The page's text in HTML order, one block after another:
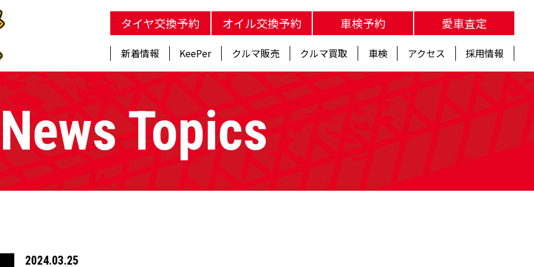
タイヤ交換予約 オイル交換予約 車検予約 愛車査定
新着情報 KeePer クルマ販売 クルマ買取 車検 アクセス 採用情報
News Topics
2024.03.25